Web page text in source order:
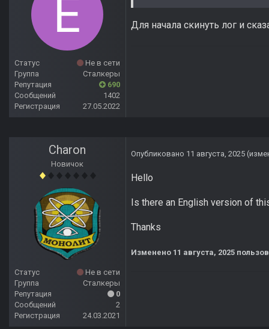
Статус
Не в сети
Группа
Сталкеры
Репутация
690
Сообщений
1402
Регистрация
27.05.2022
Для начала скинуть лог и
Charon
Новичок
Статус
Не в сети
Группа
Сталкеры
Репутация
0
Сообщений
2
Регистрация
24.03.2021
Опубликовано 11 августа, 2025
Hello
Is there an English version of
Thanks
Изменено 11 августа, 2025